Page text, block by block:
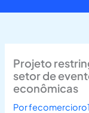
Projeto
setor de
econômicas
Porfecomercioro1